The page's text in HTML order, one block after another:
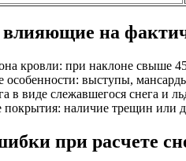
на
кровли: при наклоне свыше
особенности: выступы,
в виде слежавшегося снега и
покрытия: наличие трещин или
при расчете